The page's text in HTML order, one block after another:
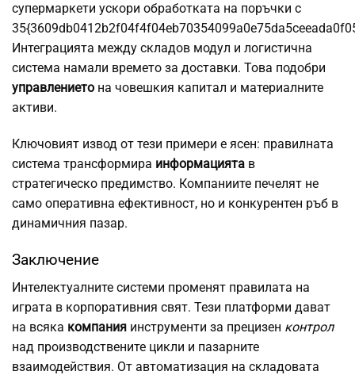
супермаркети ускори обработката на поръчки с
Интеграцията между складов модул и логистична
система намали времето за доставки. Това подобри
управлението на човешкия капитал и материалните
активи.
Ключовият извод от тези примери е ясен: правилната
система трансформира информацията в
стратегическо предимство. Компаниите печелят не
само оперативна ефективност, но и конкурентен ръб в
динамичния пазар.
Заключение
Интелектуалните системи променят правилата на
играта в корпоративния свят. Тези платформи дават
на всяка компания инструменти за прецизен контрол
над производствените цикли и пазарните
взаимодействия. От автоматизация на складовата